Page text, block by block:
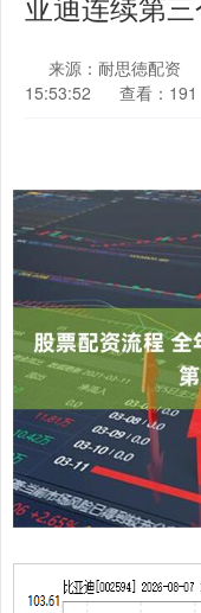
来源：耐思徳配资
15:53:52
查看：191